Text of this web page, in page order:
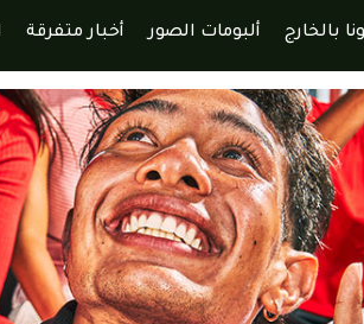
بالخارج ألبومات الصور أخبار متفرقة